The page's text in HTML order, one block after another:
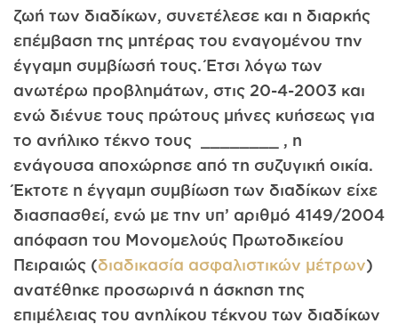
ζωή των διαδίκων, συνετέλεσε και η διαρκής
επέμβαση της μητέρας του εναγομένου την
έγγαμη συμβίωσή τους. Έτσι λόγω των
ανωτέρω προβλημάτων, στις 20-4-2003 και
ενώ διένυε τους πρώτους μήνες κυήσεως για
το ανήλικο τέκνο τους ________ , η
ενάγουσα αποχώρησε από τη συζυγική οικία.
Έκτοτε η έγγαμη συμβίωση των διαδίκων είχε
διασπασθεί, ενώ με την υπ’ αριθμό 4149/2004
απόφαση του Μονομελούς Πρωτοδικείου
Πειραιώς (διαδικασία ασφαλιστικών μέτρων)
ανατέθηκε προσωρινά η άσκηση της
επιμέλειας του ανηλίκου τέκνου των διαδίκων